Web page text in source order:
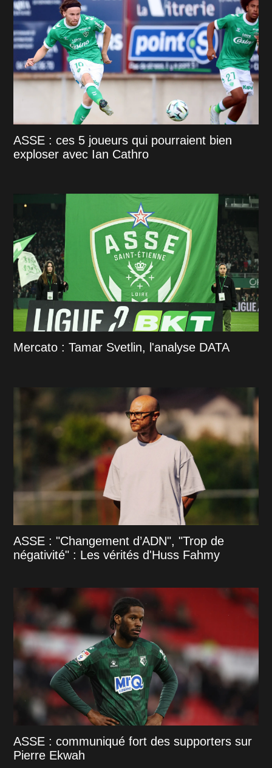
ASSE : ces 5 joueurs qui pourraient bien
exploser avec Ian Cathro
Mercato : Tamar Svetlin, l'analyse DATA
ASSE : "Changement d’ADN", "Trop de
négativité" : Les vérités d'Huss Fahmy
ASSE : communiqué fort des supporters sur
Pierre Ekwah